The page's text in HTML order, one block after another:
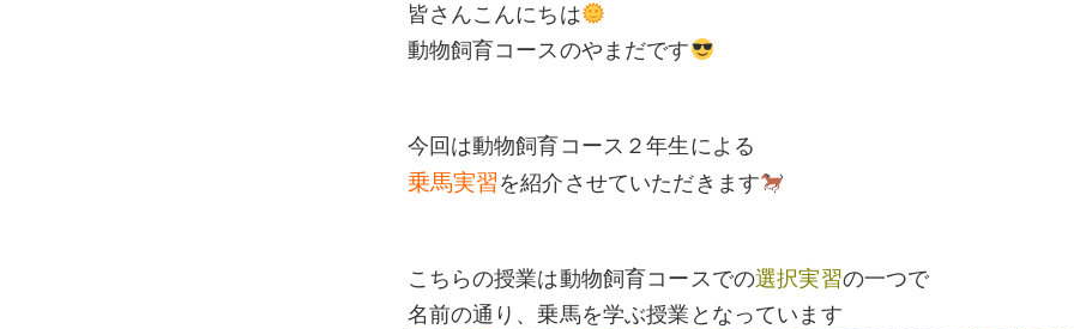
皆さんこんにちは
動物飼育コースのやまだです
今回は動物飼育コース２年生による
乗馬実習 を紹介させていただきます
こちらの授業は動物飼育コースでの選択実習の一つで
名前の通り、乗馬を学ぶ授業となっています